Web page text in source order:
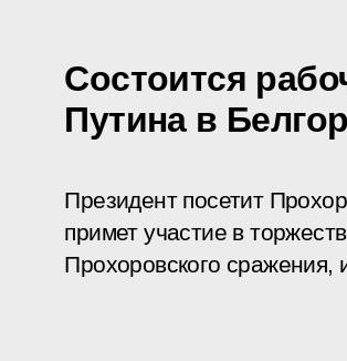
Состоится
Путина в
Президент посетит
примет участие в
Прохоровского сражения,